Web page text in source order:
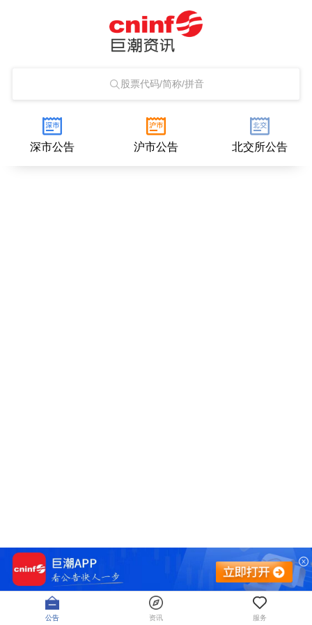
股票代码/简称/拼音
深市公告 沪市公告 北交所公告
公告 资讯 服务